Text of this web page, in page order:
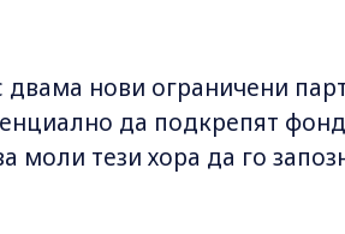
двама нови ограничени
да подкрепят
моли тези хора да го